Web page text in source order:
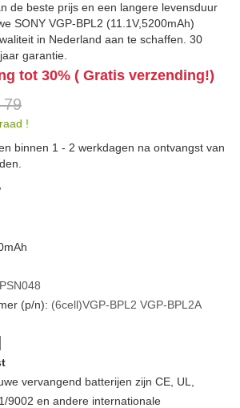
de beste prijs en een langere levensduur
SONY VGP-BPL2 (11.1V,5200mAh)
in Nederland aan te schaffen. 30
garantie.
tot 30% ( Gratis verzending!)
79
!
binnen 1 - 2 werkdagen na ontvangst van
(p/n): (6cell)VGP-BPL2 VGP-BPL2A
vervangend batterijen zijn CE, UL,
9002 en andere internationale